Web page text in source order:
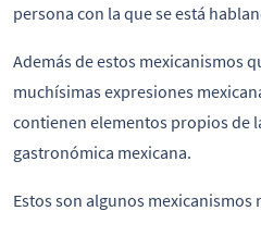
persona con la que se está
Además de estos mexicanismos
muchísimas expresiones
contienen elementos propios de
gastronómica mexicana.
Estos son algunos